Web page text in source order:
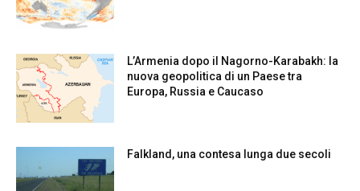
L’Armenia dopo il Nagorno-Karabakh: la
nuova geopolitica di un Paese tra
Europa, Russia e Caucaso
Falkland, una contesa lunga due secoli